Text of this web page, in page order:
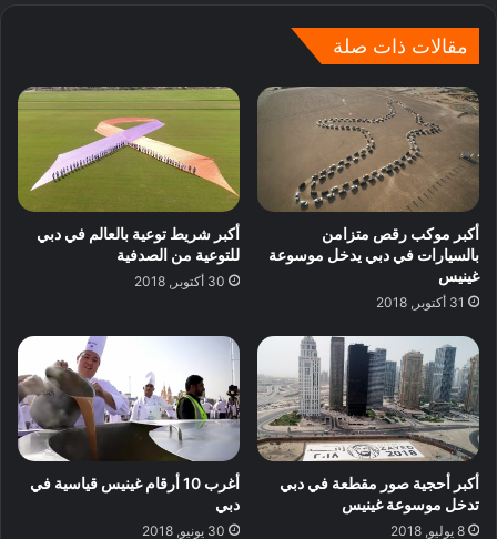
مقالات ذات صلة
أكبر موكب رقص متزامن
بالسيارات في دبي يدخل موسوعة
غينيس
31 أكتوبر, 2018
أكبر شريط توعية بالعالم في دبي
للتوعية من الصدفية
30 أكتوبر, 2018
أكبر أحجية صور مقطعة في دبي
تدخل موسوعة غينيس
8 يوليو, 2018
أغرب 10 أرقام غينيس قياسية في
دبي
30 يونيو, 2018